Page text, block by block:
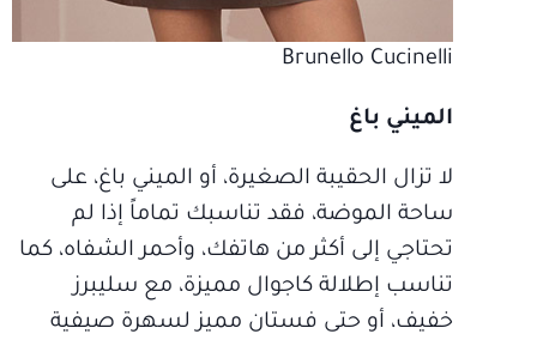
Brunello Cucinelli
الميني باغ
لا تزال الحقيبة الصغيرة، أو الميني باغ، على
ساحة الموضة، فقد تناسبك تماماً إذا لم
تحتاجي إلى أكثر من هاتفك، وأحمر الشفاه، كما
تناسب إطلالة كاجوال مميزة، مع سليبرز
خفيف، أو حتى فستان مميز لسهرة صيفية